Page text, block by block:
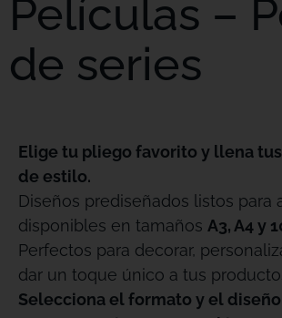
Películas –
de series
Elige tu pliego favorito y llena
de estilo.
Diseños prediseñados listos para
disponibles en tamaños A3, A4 y
Perfectos para decorar,
dar un toque único a tus
Selecciona el formato y el